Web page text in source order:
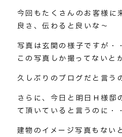
今回もたくさんのお客様に
良さ、伝わると良いな～
写真は玄関の様子ですが・
この写真しか撮ってないと
久しぶりのブログだと言う
さらに、今日と明日Ｈ様邸
て頂いていると言うのに・
建物のイメージ写真もない